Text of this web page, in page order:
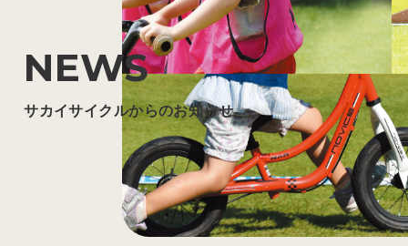
NEWS
サカイサイクルからのお知らせ